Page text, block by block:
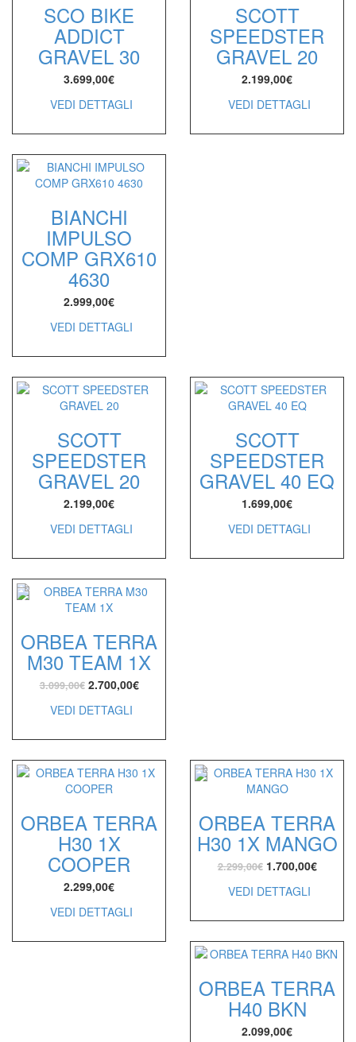
SCO BIKE
ADDICT
GRAVEL 30
3.699,00€
VEDI DETTAGLI
SCOTT
SPEEDSTER
GRAVEL 20
2.199,00€
VEDI DETTAGLI
BIANCHI
IMPULSO
COMP GRX610
4630
2.999,00€
VEDI DETTAGLI
SCOTT
SPEEDSTER
GRAVEL 20
2.199,00€
VEDI DETTAGLI
SCOTT
SPEEDSTER
GRAVEL 40 EQ
1.699,00€
VEDI DETTAGLI
ORBEA TERRA
M30 TEAM 1X
3.099,00€ 2.700,00€
VEDI DETTAGLI
ORBEA TERRA
H30 1X
COOPER
2.299,00€
VEDI DETTAGLI
ORBEA TERRA
H30 1X MANGO
2.299,00€ 1.700,00€
VEDI DETTAGLI
ORBEA TERRA
H40 BKN
2.099,00€